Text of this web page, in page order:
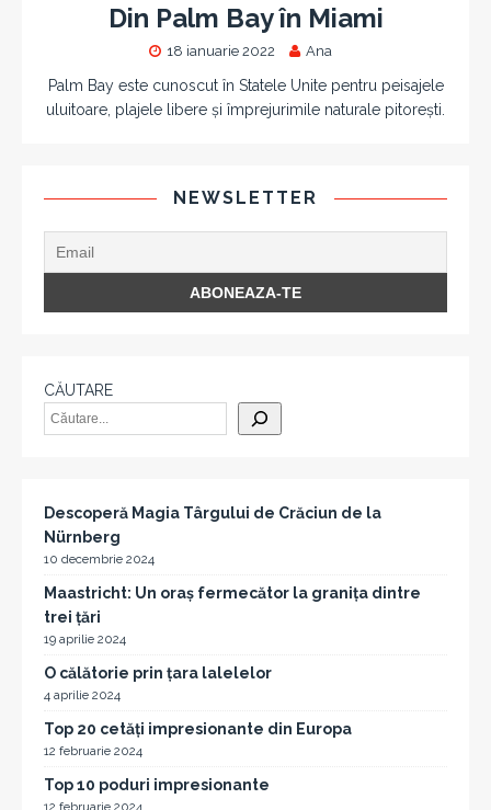
Din Palm Bay în Miami
18 ianuarie 2022 Ana
Palm Bay este cunoscut în Statele Unite pentru peisajele
uluitoare, plajele libere și împrejurimile naturale pitorești.
NEWSLETTER
CĂUTARE
Descoperă Magia Târgului de Crăciun de la
Nürnberg
10 decembrie 2024
Maastricht: Un oraș fermecător la granița dintre
trei țări
19 aprilie 2024
O călătorie prin țara lalelelor
4 aprilie 2024
Top 20 cetăți impresionante din Europa
12 februarie 2024
Top 10 poduri impresionante